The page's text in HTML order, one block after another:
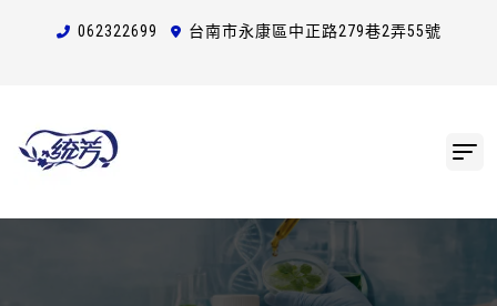
062322699 台南市永康區中正路279巷2弄55號